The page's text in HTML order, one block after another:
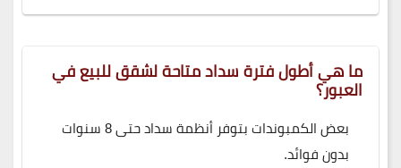
ما هي أطول فترة سداد متاحة لشقق للبيع في
العبور؟
بعض الكمبوندات بتوفر أنظمة سداد حتى 8 سنوات
بدون فوائد.